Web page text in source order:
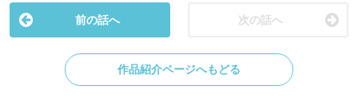
前の話へ 次の話へ
作品紹介ページへもどる